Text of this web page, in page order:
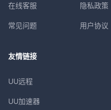
在线客服
常见问题
隐私政策
用户协议
友情链接
UU远程
UU加速器